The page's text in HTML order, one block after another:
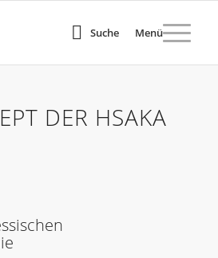
Suche Menü
DER HSAKA